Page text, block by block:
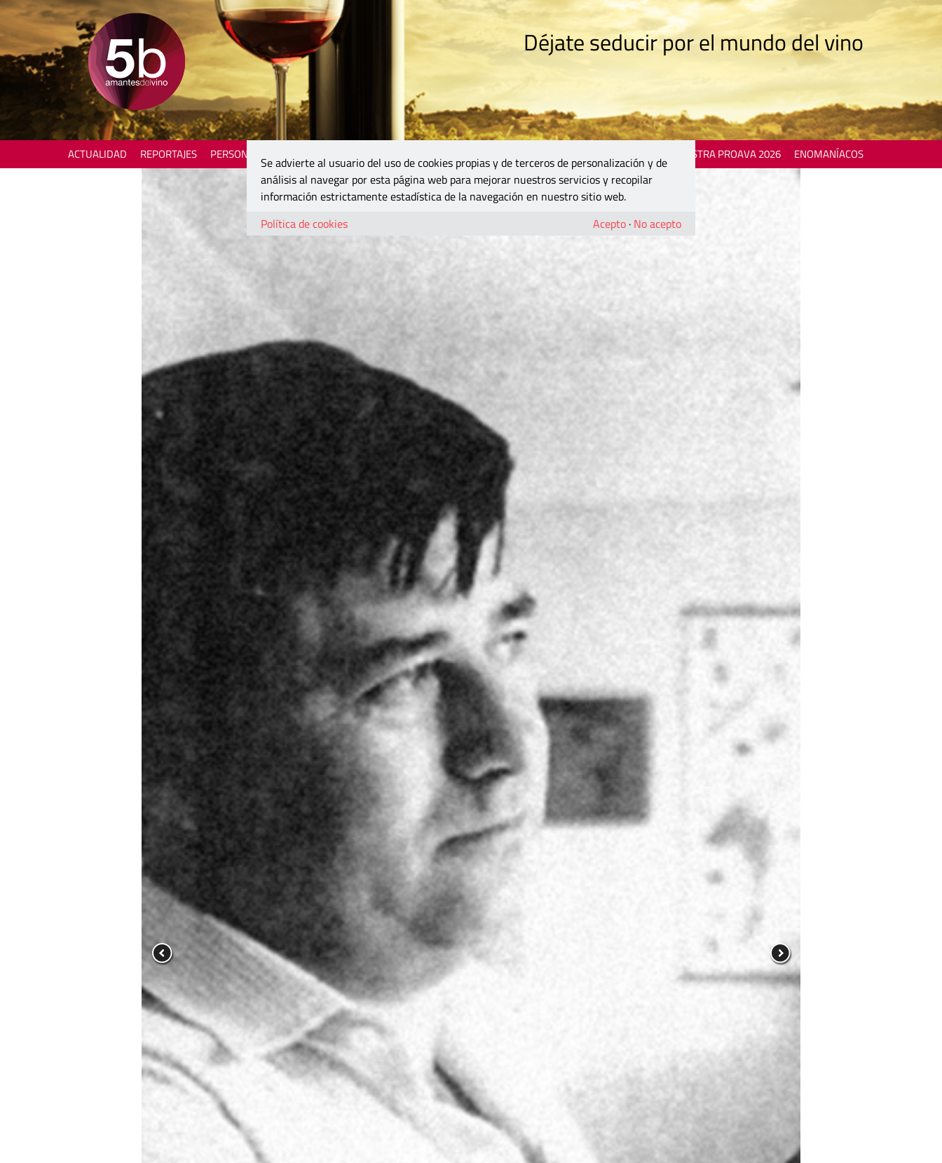
Déjate seducir por el mundo del vino
ACTUALIDAD REPORTAJES PERSONAJES MOSTRA PROAVA 2026 ENOMANÍACOS
Se advierte al usuario del uso de cookies propias y de terceros de personalización y de
análisis al navegar por esta página web para mejorar nuestros servicios y recopilar
información estrictamente estadística de la navegación en nuestro sitio web.
Política de cookies
Acepto · No acepto